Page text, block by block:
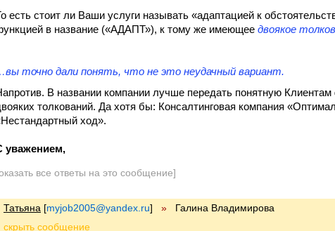
есть стоит ли Ваши услуги называть «адаптацией к
в название («АДАПТ»), к тому же имеющее двоякое
точно дали понять, что не это неудачный вариант.
В названии компании лучше передать понятную
толкований. Да хотя бы: Консалтинговая компания
ход».
уважением,
все ответы на это сообщение]
Татьяна [myjob2005@yandex.ru] » Галина Владимирова